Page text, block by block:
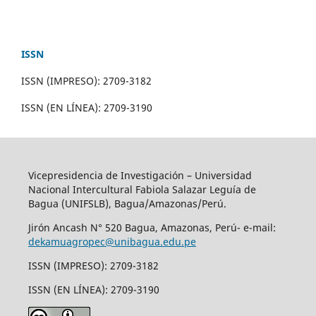
ISSN
ISSN (IMPRESO): 2709-3182
ISSN (EN LÍNEA): 2709-3190
Vicepresidencia de Investigación – Universidad
Nacional Intercultural Fabiola Salazar Leguía de
Bagua (UNIFSLB), Bagua/Amazonas/Perú.
Jirón Ancash N° 520 Bagua, Amazonas, Perú- e-mail:
dekamuagropec@unibagua.edu.pe
ISSN (IMPRESO): 2709-3182
ISSN (EN LÍNEA): 2709-3190